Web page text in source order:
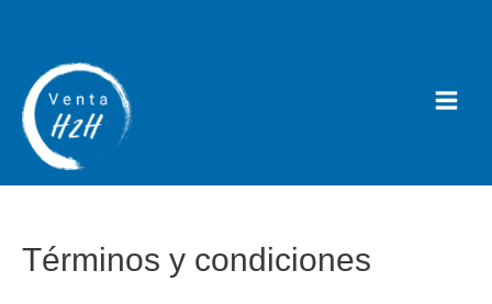
Términos y condiciones